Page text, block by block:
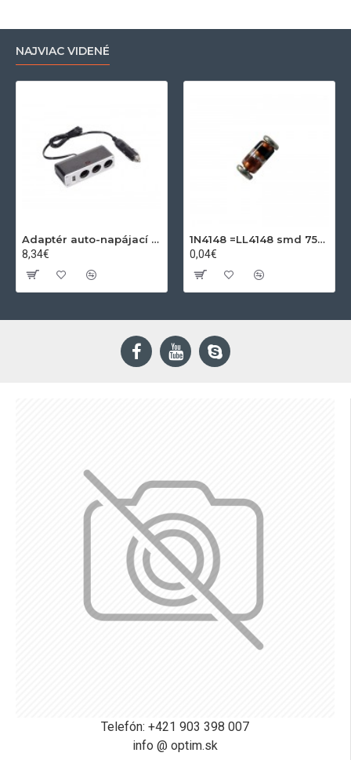
NAJVIAC VIDENÉ
Adaptér auto-napájací 1xkon./3x zdierka- 12/24V, USB 1000mA
8,34€
1N4148 =LL4148 smd 75V,0.15A SOD80C
0,04€
Telefón: +421 903 398 007
info @ optim.sk